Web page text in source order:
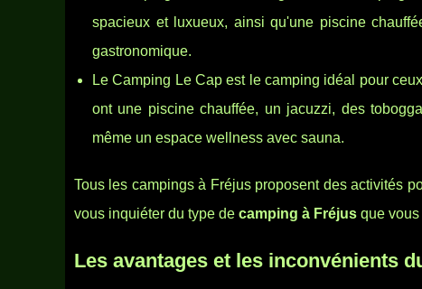
spacieux et luxueux, ainsi qu'une piscine
gastronomique.
Le Camping Le Cap est le camping idéal pour
ont une piscine chauffée, un jacuzzi, des
même un espace wellness avec sauna.
Tous les campings à Fréjus proposent des activités
vous inquiéter du type de camping à Fréjus que
Les avantages et les inconvénients